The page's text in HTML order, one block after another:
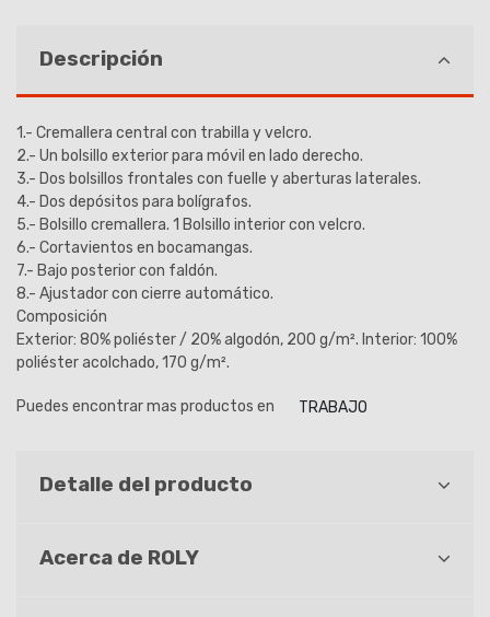
Descripción
1.- Cremallera central con trabilla y velcro.
2.- Un bolsillo exterior para móvil en lado derecho.
3.- Dos bolsillos frontales con fuelle y aberturas laterales.
4.- Dos depósitos para bolígrafos.
5.- Bolsillo cremallera. 1 Bolsillo interior con velcro.
6.- Cortavientos en bocamangas.
7.- Bajo posterior con faldón.
8.- Ajustador con cierre automático.
Composición
Exterior: 80% poliéster / 20% algodón, 200 g/m². Interior: 100%
poliéster acolchado, 170 g/m².
Puedes encontrar mas productos en TRABAJO
Detalle del producto
Acerca de ROLY